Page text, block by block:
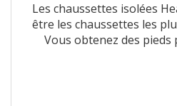
Les chaussettes isolées
être les chaussettes les
Vous obtenez des pieds